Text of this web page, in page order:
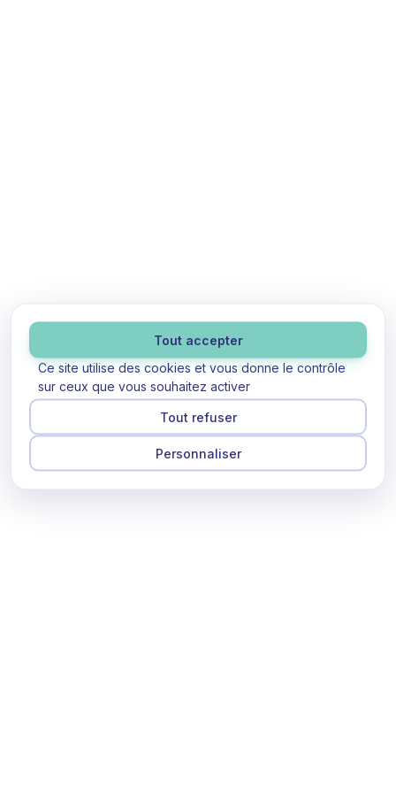
Ce site utilise des cookies et vous donne le contrôle
sur ceux que vous souhaitez activer
Tout accepter
Tout refuser
Personnaliser